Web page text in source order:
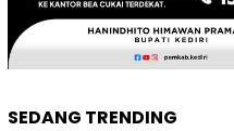
SEDANG TRENDING